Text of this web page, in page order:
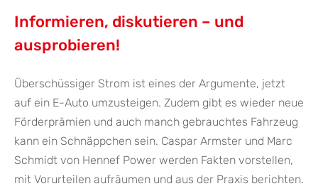
Informieren, diskutieren – und
ausprobieren!
Überschüssiger Strom ist eines der Argumente, jetzt
auf ein E-Auto umzusteigen. Zudem gibt es wieder neue
Förderprämien und auch manch gebrauchtes Fahrzeug
kann ein Schnäppchen sein. Caspar Armster und Marc
Schmidt von Hennef Power werden Fakten vorstellen,
mit Vorurteilen aufräumen und aus der Praxis berichten.